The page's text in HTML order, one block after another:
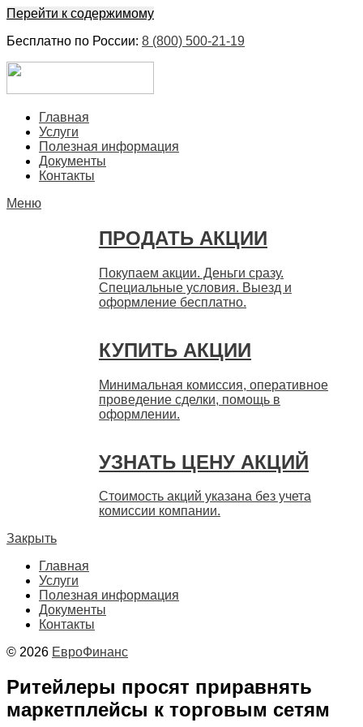
Перейти к содержимому
Бесплатно по России: 8 (800) 500-21-19
БыстроГлавная
Услуги
Полезная информация
Документы
Контакты
Меню
ПРОДАТЬ АКЦИИ
Покупаем акции. Деньги сразу.
Специальные условия. Выезд и
оформление бесплатно.
КУПИТЬ АКЦИИ
Минимальная комиссия, оперативное
проведение сделки, помощь в
оформлении.
УЗНАТЬ ЦЕНУ АКЦИЙ
Стоимость акций указана без учета
комиссии компании.
Закрыть
Главная
Услуги
Полезная информация
Документы
Контакты
© 2026 ЕвроФинанс
Ритейлеры просят приравнять
маркетплейсы к торговым сетям